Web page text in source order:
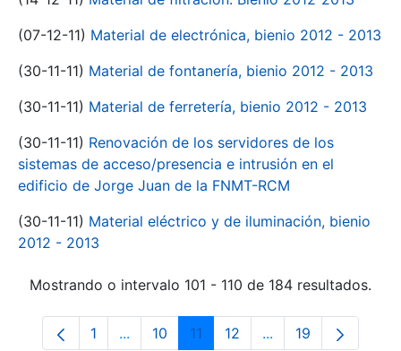
(07-12-11) Material de electrónica, bienio 2012 - 2013
(30-11-11) Material de fontanería, bienio 2012 - 2013
(30-11-11) Material de ferretería, bienio 2012 - 2013
(30-11-11) Renovación de los servidores de los
sistemas de acceso/presencia e intrusión en el
edificio de Jorge Juan de la FNMT-RCM
(30-11-11) Material eléctrico y de iluminación, bienio
2012 - 2013
Mostrando o intervalo 101 - 110 de 184 resultados.
Páxina
1 ...Páxinas intermedias Use pestaña para
Páxina
10 Páxina
11 Páxina
12 ...PáxinasPáxina
19